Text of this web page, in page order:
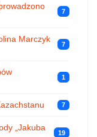
7
Marczyk
7
1
7
„Jakuba
19